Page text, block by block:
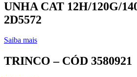
UNHA CAT 12H/120G/
2D5572
Saiba mais
TRINCO – CÓD 3580921